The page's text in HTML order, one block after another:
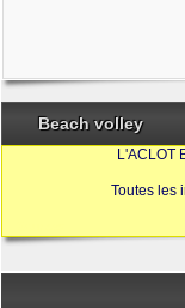
Beach volley
L'ACLOT
Toutes les